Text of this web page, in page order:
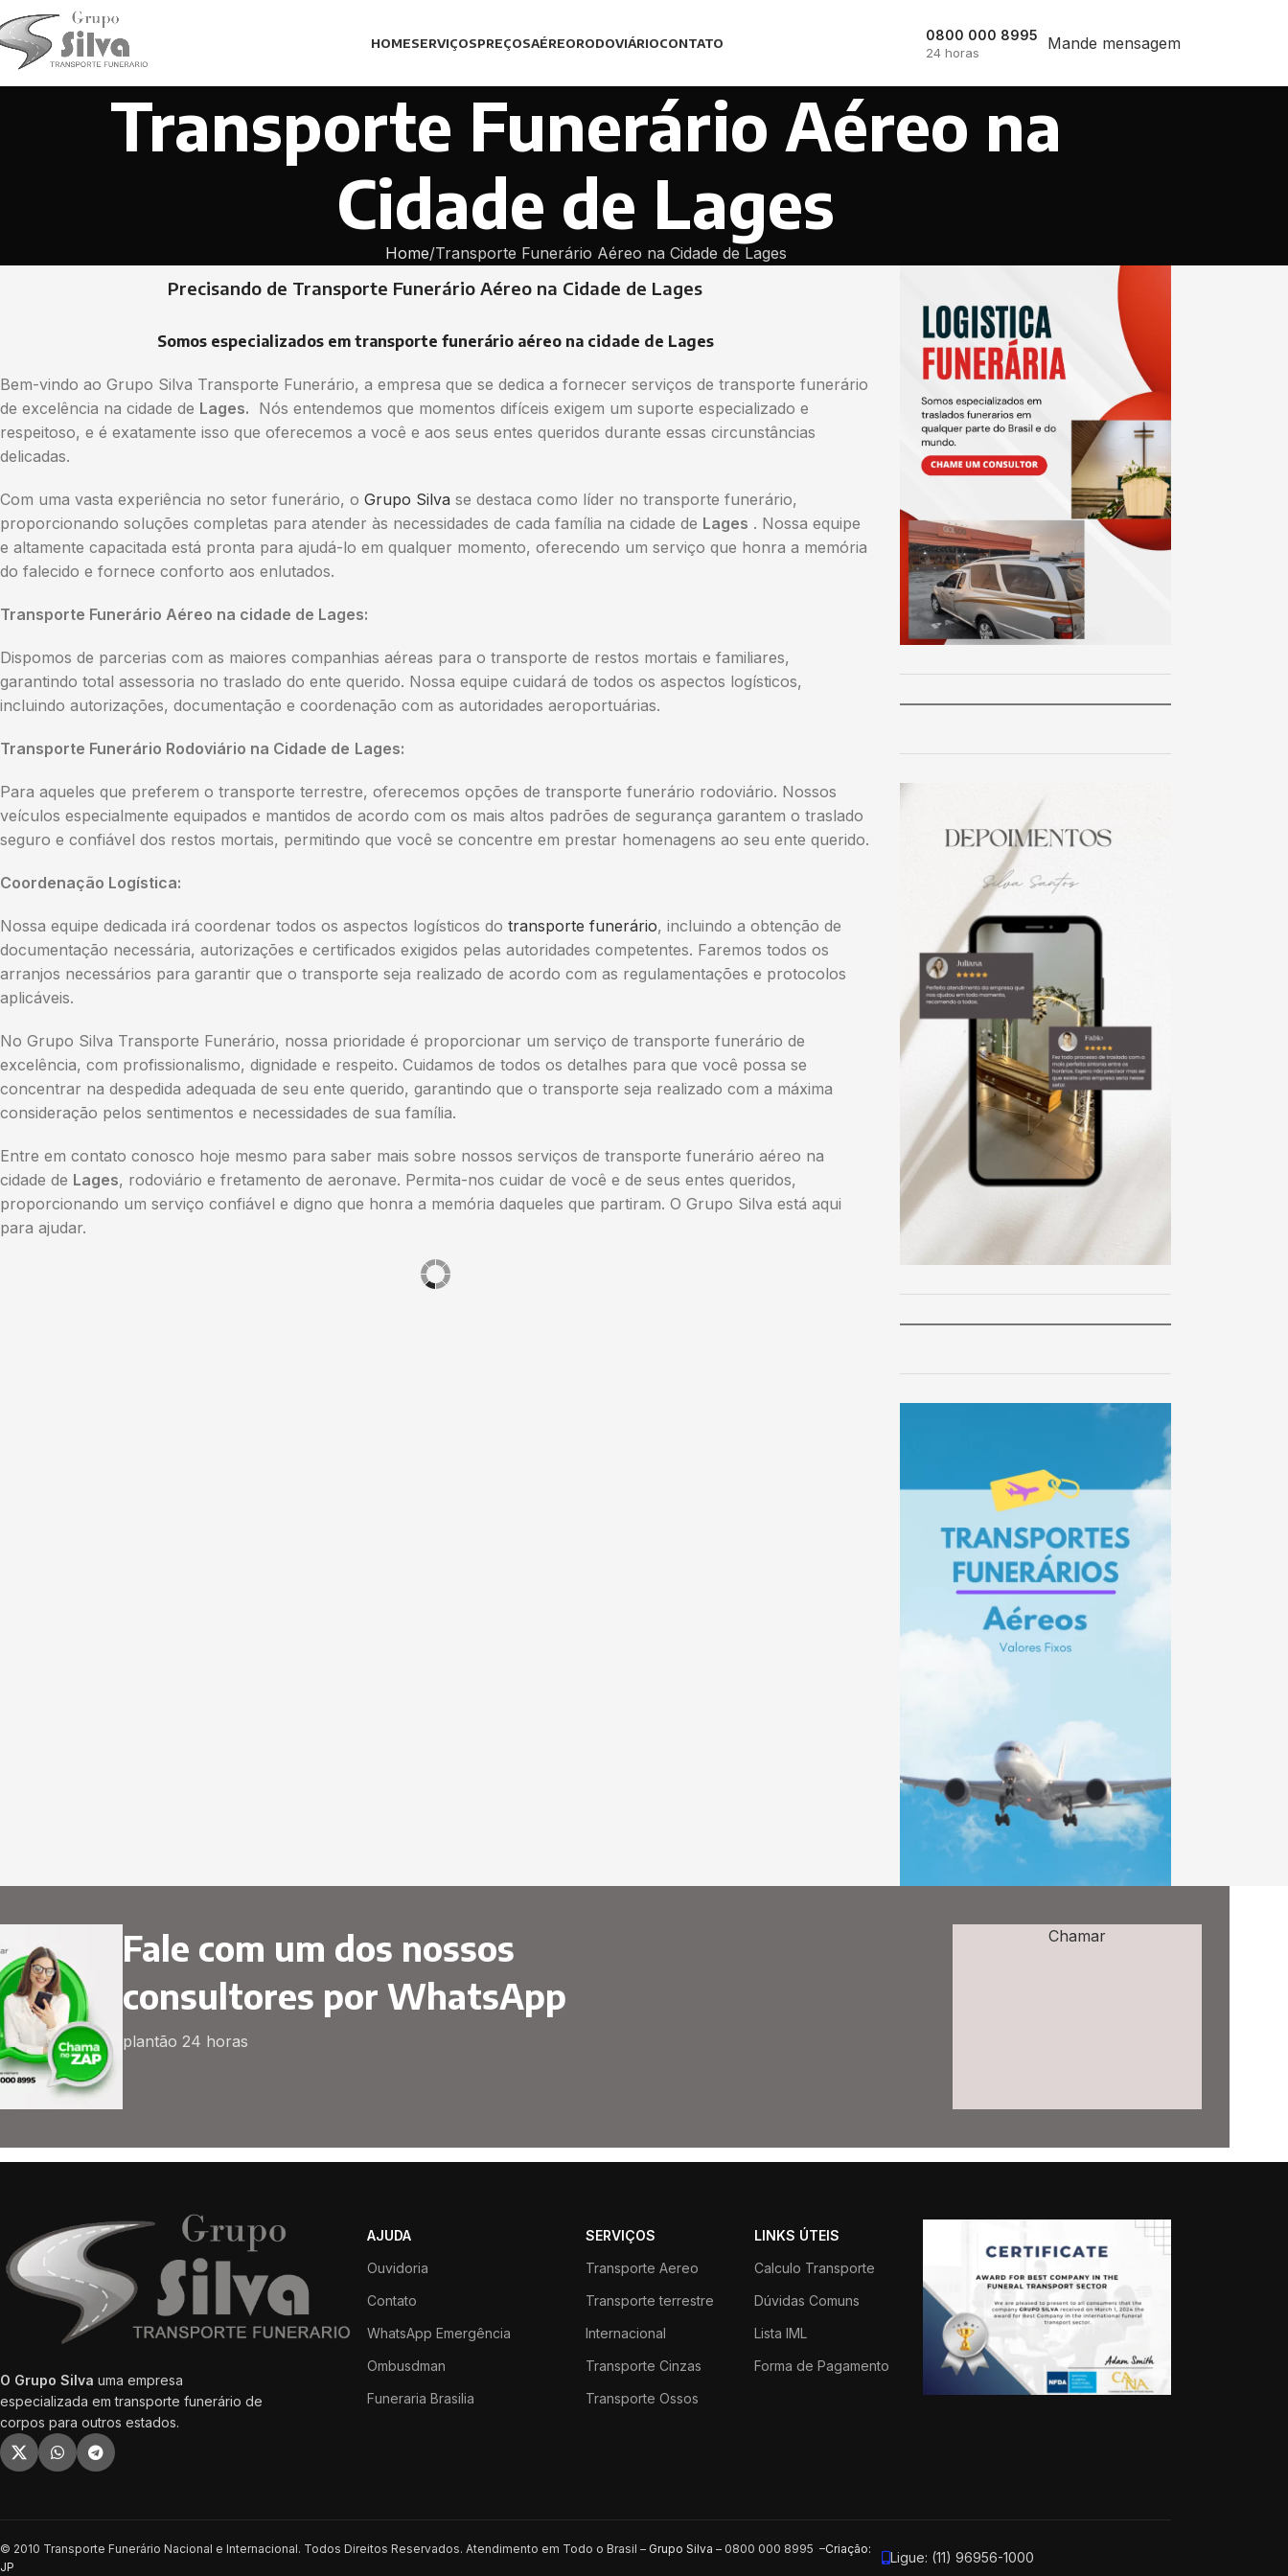
HOMESERVIÇOSPREÇOSAÉREORODOVIÁRIOCONTATO 0800 000 8995
24 horas Mande mensagem
Transporte Funerário Aéreo na
Cidade de Lages
Home Transporte Funerário Aéreo na Cidade de Lages
Precisando de Transporte Funerário Aéreo na Cidade de Lages
Somos especializados em transporte funerário aéreo na cidade de Lages
Bem-vindo ao Grupo Silva Transporte Funerário, a empresa que se dedica a fornecer serviços de transporte funerário
de excelência na cidade de Lages. Nós entendemos que momentos difíceis exigem um suporte especializado e
respeitoso, e é exatamente isso que oferecemos a você e aos seus entes queridos durante essas circunstâncias
delicadas.
Com uma vasta experiência no setor funerário, o Grupo Silva se destaca como líder no transporte funerário,
proporcionando soluções completas para atender às necessidades de cada família na cidade de Lages . Nossa equipe
e altamente capacitada está pronta para ajudá-lo em qualquer momento, oferecendo um serviço que honra a memória
do falecido e fornece conforto aos enlutados.
Transporte Funerário Aéreo na cidade de Lages:
Dispomos de parcerias com as maiores companhias aéreas para o transporte de restos mortais e familiares,
garantindo total assessoria no traslado do ente querido. Nossa equipe cuidará de todos os aspectos logísticos,
incluindo autorizações, documentação e coordenação com as autoridades aeroportuárias.
Transporte Funerário Rodoviário na Cidade de Lages:
Para aqueles que preferem o transporte terrestre, oferecemos opções de transporte funerário rodoviário. Nossos
veículos especialmente equipados e mantidos de acordo com os mais altos padrões de segurança garantem o traslado
seguro e confiável dos restos mortais, permitindo que você se concentre em prestar homenagens ao seu ente querido.
Coordenação Logística:
Nossa equipe dedicada irá coordenar todos os aspectos logísticos do transporte funerário, incluindo a obtenção de
documentação necessária, autorizações e certificados exigidos pelas autoridades competentes. Faremos todos os
arranjos necessários para garantir que o transporte seja realizado de acordo com as regulamentações e protocolos
aplicáveis.
No Grupo Silva Transporte Funerário, nossa prioridade é proporcionar um serviço de transporte funerário de
excelência, com profissionalismo, dignidade e respeito. Cuidamos de todos os detalhes para que você possa se
concentrar na despedida adequada de seu ente querido, garantindo que o transporte seja realizado com a máxima
consideração pelos sentimentos e necessidades de sua família.
Entre em contato conosco hoje mesmo para saber mais sobre nossos serviços de transporte funerário aéreo na
cidade de Lages, rodoviário e fretamento de aeronave. Permita-nos cuidar de você e de seus entes queridos,
proporcionando um serviço confiável e digno que honra a memória daqueles que partiram. O Grupo Silva está aqui
para ajudar.
Fale com um dos nossos
consultores por WhatsApp
plantão 24 horas
Chamar
O Grupo Silva uma empresa
especializada em transporte funerário de
corpos para outros estados.
AJUDA
Ouvidoria
Contato
WhatsApp Emergência
Ombusdman
Funeraria Brasilia
SERVIÇOS
Transporte Aereo
Transporte terrestre
Internacional
Transporte Cinzas
Transporte Ossos
LINKS ÚTEIS
Calculo Transporte
Dúvidas Comuns
Lista IML
Forma de Pagamento
© 2010 Transporte Funerário Nacional e Internacional. Todos Direitos Reservados. Atendimento em Todo o Brasil – Grupo Silva – 0800 000 8995 –Criação:
JP
Ligue: (11) 96956-1000